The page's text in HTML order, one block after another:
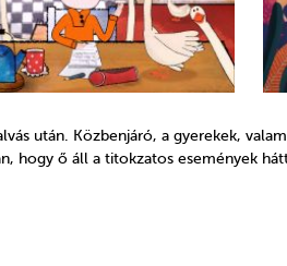
után. Közbenjáró, a gyerekek,
hogy ő áll a titokzatos események